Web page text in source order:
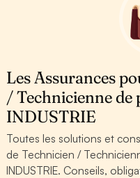
Les Assurances
/ Technicienne de
INDUSTRIE
Toutes les solutions et
de Technicien /
INDUSTRIE. Conseils,